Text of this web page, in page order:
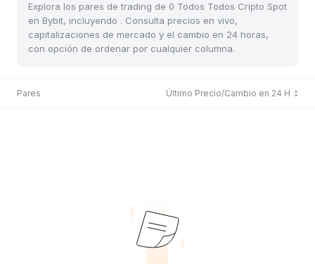
Explora los pares de trading de 0 Todos Todos Cripto Spot
en Bybit, incluyendo . Consulta precios en vivo,
capitalizaciones de mercado y el cambio en 24 horas,
con opción de ordenar por cualquier columna.
Pares Último Precio/Cambio en 24 H